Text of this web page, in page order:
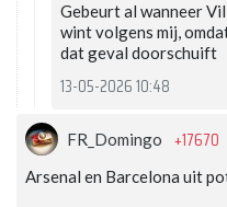
Gebeurt al wanneer
wint volgens mij,
dat geval doorschuift
13-05-2026 10:48
FR_Domingo +17670
Arsenal en Barcelona uit